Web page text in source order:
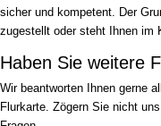
sicher und kompetent. Der
zugestellt oder steht Ihnen im
Haben Sie weitere
Wir beantworten Ihnen gerne
Flurkarte. Zögern Sie nicht